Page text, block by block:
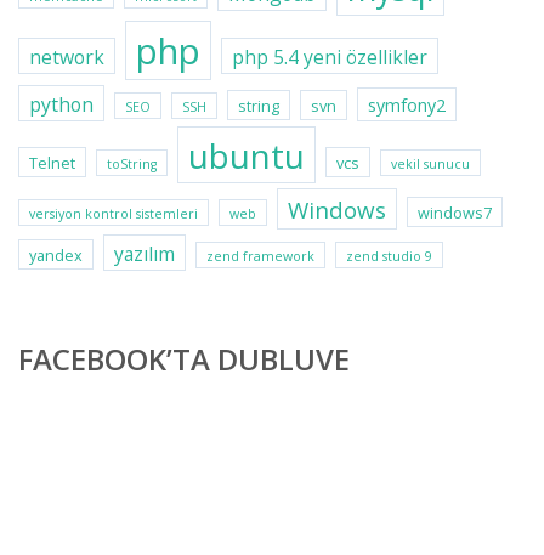
network php
php 5.4 yeni özellikler
python
SEO SSH string svn symfony2
Telnet toString ubuntu vcs vekil sunucu
versiyon kontrol sistemleri web Windows
windows7
yandex
yazılım zend framework zend studio 9
FACEBOOK’TA DUBLUVE